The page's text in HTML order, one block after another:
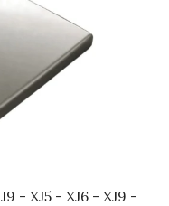
- XJ5 - XJ6 - XJ9 -